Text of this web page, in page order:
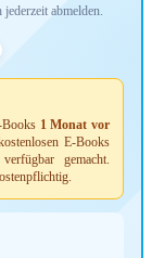
abmelden.
1 Monat vor
E-Books
gemacht.